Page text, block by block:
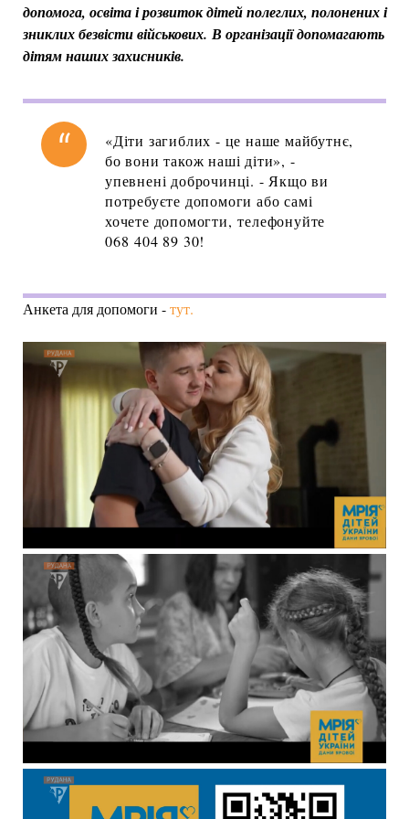
допомога, освіта і розвиток дітей полеглих, полонених і
зниклих безвісти військових. В організації допомагають
дітям наших захисників.
«Діти загиблих - це наше майбутнє,
бо вони також наші діти», -
упевнені доброчинці. - Якщо ви
потребуєте допомоги або самі
хочете допомогти, телефонуйте
068 404 89 30!
Анкета для допомоги -тут.